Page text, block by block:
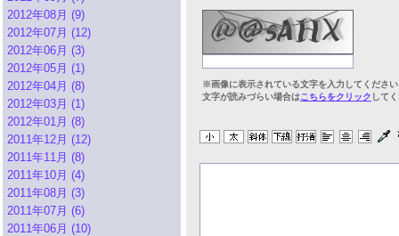
2012年08月 (9)
2012年07月 (12)
2012年06月 (3)
2012年05月 (1)
2012年04月 (8)
2012年03月 (1)
2012年01月 (8)
2011年12月 (12)
2011年11月 (8)
2011年10月 (4)
2011年08月 (3)
2011年07月 (6)
2011年06月 (10)
※画像に表示されている文字を入力してくださ
文字が読みづらい場合はこちらをクリック して